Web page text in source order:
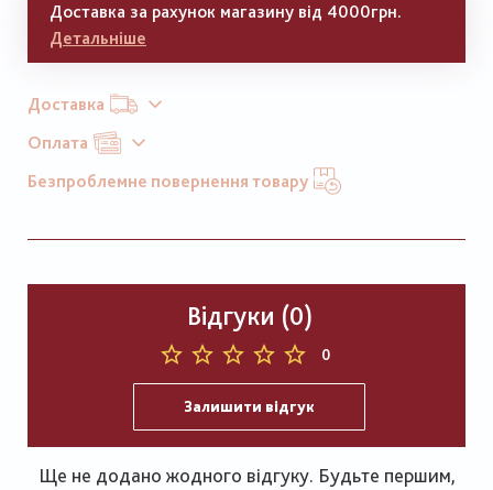
Доставка за рахунок магазину від 4000грн.
Детальніше
Доставка
Оплата
Безпроблемне повернення товару
Відгуки (0)
0
Залишити відгук
Ще не додано жодного відгуку. Будьте першим,